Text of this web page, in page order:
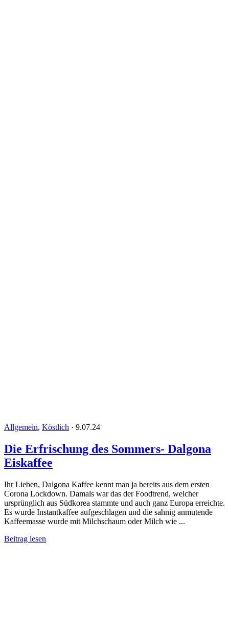
Allgemein, Köstlich · 9.07.24
Die Erfrischung des Sommers- Dalgona
Eiskaffee
Ihr Lieben, Dalgona Kaffee kennt man ja bereits aus dem ersten
Corona Lockdown. Damals war das der Foodtrend, welcher
ursprünglich aus Südkorea stammte und auch ganz Europa erreichte.
Es wurde Instantkaffee aufgeschlagen und die sahnig anmutende
Kaffeemasse wurde mit Milchschaum oder Milch wie ...
Beitrag lesen